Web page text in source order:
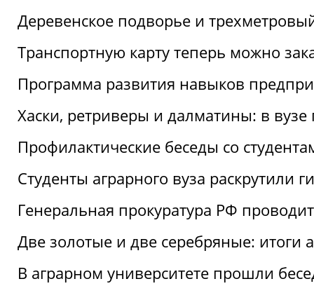
Деревенское подворье и
Транспортную карту теперь можно
Программа развития навыков
Хаски, ретриверы и далматины: в вузе
Профилактические беседы со
Студенты аграрного вуза раскрутили
Генеральная прокуратура РФ
Две золотые и две серебряные:
В аграрном университете прошли